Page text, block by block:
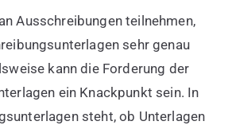
Ausschreibungen teilnehmen,
sehr genau
kann die Forderung der
ein Knackpunkt sein. In
steht, ob Unterlagen